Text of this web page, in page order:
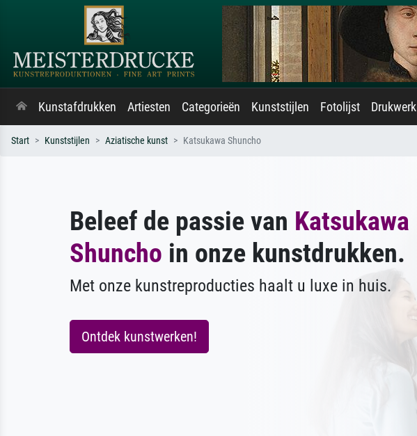
Kunstafdrukken Artiesten Categorieën Kunststijlen Fotolijst Drukwerk
Start Kunststijlen Aziatische kunst Katsukawa Shuncho
Beleef de passie van Katsukawa
Shuncho in onze kunstdrukken.
Met onze kunstreproducties haalt u luxe in huis.
Ontdek kunstwerken!